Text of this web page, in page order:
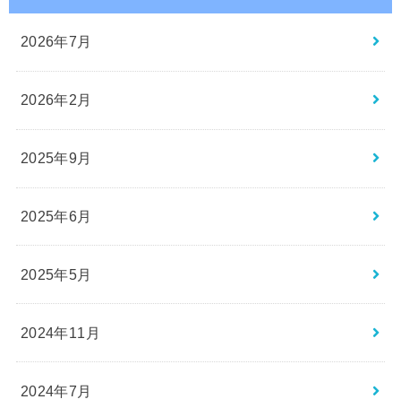
2026年7月
2026年2月
2025年9月
2025年6月
2025年5月
2024年11月
2024年7月